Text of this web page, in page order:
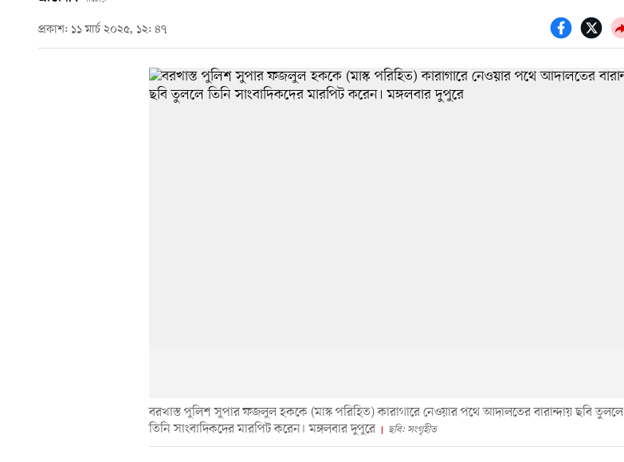
প্রকাশ: ১১ মার্চ ২০২৫, ১২: ৪৭
বরখাস্ত পুলিশ সুপার ফজলুল হককে (মাস্ক পরিহিত) কারাগারে নেওয়ার পথে আদালতের বারান্দায় ছবি তুললে
তিনি সাংবাদিকদের মারপিট করেন। মঙ্গলবার দুপুরে
ছবি: সংগৃহীত